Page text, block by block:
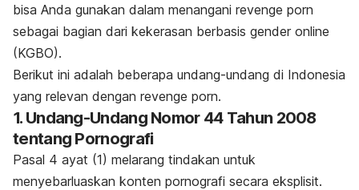
bisa Anda gunakan dalam menangani revenge porn
sebagai bagian dari kekerasan berbasis gender online
(KGBO).
Berikut ini adalah beberapa undang-undang di Indonesia
yang relevan dengan revenge porn.
1. Undang-Undang Nomor 44 Tahun 2008
tentang Pornografi
Pasal 4 ayat (1) melarang tindakan untuk
menyebarluaskan konten pornografi secara eksplisit.